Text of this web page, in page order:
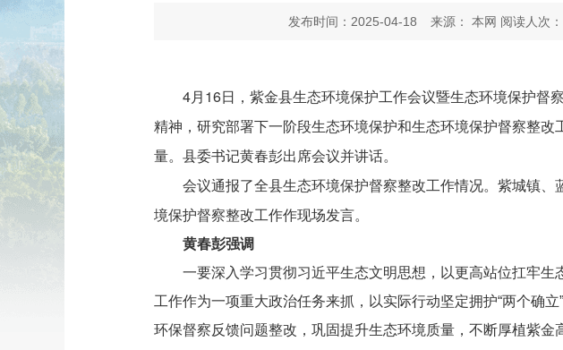
发布时间：2025-04-18 来源： 本网 阅读人次：
4月16日，紫金县生态环境保护工作会议暨生态环境保护督
精神，研究部署下一阶段生态环境保护和生态环境保护督察整
量。县委书记黄春彭出席会议并讲话。
会议通报了全县生态环境保护督察整改工作情况。紫城镇
境保护督察整改工作作现场发言。
黄春彭强调
一要深入学习贯彻习近平生态文明思想，以更高站位扛牢
工作作为一项重大政治任务来抓，以实际行动坚定拥护“两个确
环保督察反馈问题整改，巩固提升生态环境质量，不断厚植紫金